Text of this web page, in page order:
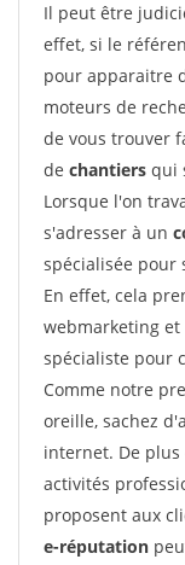
Il peut être
effet, si le
pour apparaitre
moteurs de
de vous trouver
de chantiers qui
Lorsque l'on
s'adresser à un
spécialisée pour
En effet, cela
webmarketing
spécialiste pour
Comme notre
oreille, sachez
internet. De
activités
proposent aux
e-réputation